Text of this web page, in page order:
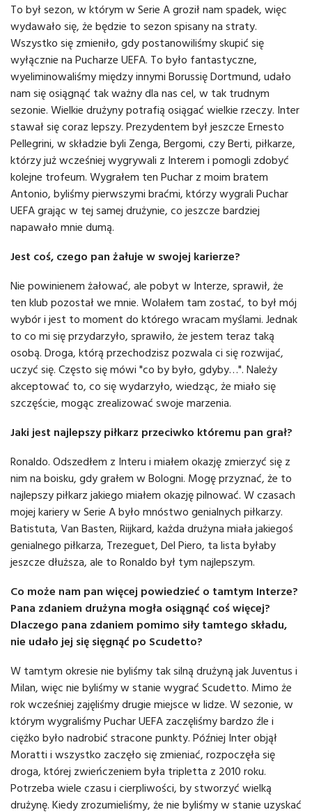
To był sezon, w którym w Serie A groził nam spadek, więc
wydawało się, że będzie to sezon spisany na straty.
Wszystko się zmieniło, gdy postanowiliśmy skupić się
wyłącznie na Pucharze UEFA. To było fantastyczne,
wyeliminowaliśmy między innymi Borussię Dortmund, udało
nam się osiągnąć tak ważny dla nas cel, w tak trudnym
sezonie. Wielkie drużyny potrafią osiągać wielkie rzeczy. Inter
stawał się coraz lepszy. Prezydentem był jeszcze Ernesto
Pellegrini, w składzie byli Zenga, Bergomi, czy Berti, piłkarze,
którzy już wcześniej wygrywali z Interem i pomogli zdobyć
kolejne trofeum. Wygrałem ten Puchar z moim bratem
Antonio, byliśmy pierwszymi braćmi, którzy wygrali Puchar
UEFA grając w tej samej drużynie, co jeszcze bardziej
napawało mnie dumą.
Jest coś, czego pan żałuje w swojej karierze?
Nie powinienem żałować, ale pobyt w Interze, sprawił, że
ten klub pozostał we mnie. Wolałem tam zostać, to był mój
wybór i jest to moment do którego wracam myślami. Jednak
to co mi się przydarzyło, sprawiło, że jestem teraz taką
osobą. Droga, którą przechodzisz pozwala ci się rozwijać,
uczyć się. Często się mówi "co by było, gdyby…". Należy
akceptować to, co się wydarzyło, wiedząc, że miało się
szczęście, mogąc zrealizować swoje marzenia.
Jaki jest najlepszy piłkarz przeciwko któremu pan grał?
Ronaldo. Odszedłem z Interu i miałem okazję zmierzyć się z
nim na boisku, gdy grałem w Bologni. Mogę przyznać, że to
najlepszy piłkarz jakiego miałem okazję pilnować. W czasach
mojej kariery w Serie A było mnóstwo genialnych piłkarzy.
Batistuta, Van Basten, Riijkard, każda drużyna miała jakiegoś
genialnego piłkarza, Trezeguet, Del Piero, ta lista byłaby
jeszcze dłuższa, ale to Ronaldo był tym najlepszym.
Co może nam pan więcej powiedzieć o tamtym Interze?
Pana zdaniem drużyna mogła osiągnąć coś więcej?
Dlaczego pana zdaniem pomimo siły tamtego składu,
nie udało jej się sięgnąć po Scudetto?
W tamtym okresie nie byliśmy tak silną drużyną jak Juventus i
Milan, więc nie byliśmy w stanie wygrać Scudetto. Mimo że
rok wcześniej zajęliśmy drugie miejsce w lidze. W sezonie, w
którym wygraliśmy Puchar UEFA zaczęliśmy bardzo źle i
ciężko było nadrobić stracone punkty. Później Inter objął
Moratti i wszystko zaczęło się zmieniać, rozpoczęła się
droga, której zwieńczeniem była tripletta z 2010 roku.
Potrzeba wiele czasu i cierpliwości, by stworzyć wielką
drużynę. Kiedy zrozumieliśmy, że nie byliśmy w stanie uzyskać